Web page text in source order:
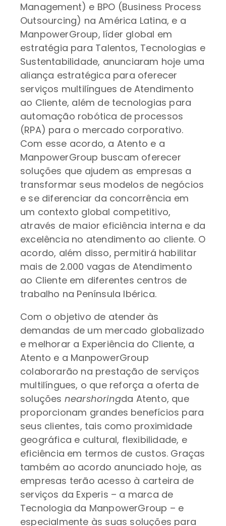
Management) e BPO (Business Process
Outsourcing) na América Latina, e a
ManpowerGroup, líder global em
estratégia para Talentos, Tecnologias e
Sustentabilidade, anunciaram hoje uma
aliança estratégica para oferecer
serviços multilíngues de Atendimento
ao Cliente, além de tecnologias para
automação robótica de processos
(RPA) para o mercado corporativo.
Com esse acordo, a Atento e a
ManpowerGroup buscam oferecer
soluções que ajudem as empresas a
transformar seus modelos de negócios
e se diferenciar da concorrência em
um contexto global competitivo,
através de maior eficiência interna e da
excelência no atendimento ao cliente. O
acordo, além disso, permitirá habilitar
mais de 2.000 vagas de Atendimento
ao Cliente em diferentes centros de
trabalho na Península Ibérica.
Com o objetivo de atender às
demandas de um mercado globalizado
e melhorar a Experiência do Cliente, a
Atento e a ManpowerGroup
colaborarão na prestação de serviços
multilíngues, o que reforça a oferta de
soluções nearshoringda Atento, que
proporcionam grandes benefícios para
seus clientes, tais como proximidade
geográfica e cultural, flexibilidade, e
eficiência em termos de custos. Graças
também ao acordo anunciado hoje, as
empresas terão acesso à carteira de
serviços da Experis – a marca de
Tecnologia da ManpowerGroup – e
especialmente às suas soluções para